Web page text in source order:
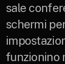
sale
schermi
funzionino